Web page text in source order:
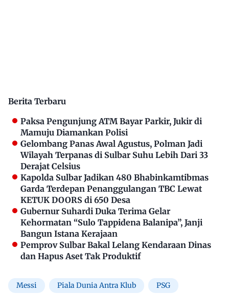
Berita Terbaru
Paksa Pengunjung ATM Bayar Parkir, Jukir di
Mamuju Diamankan Polisi
Gelombang Panas Awal Agustus, Polman Jadi
Wilayah Terpanas di Sulbar Suhu Lebih Dari 33
Derajat Celsius
Kapolda Sulbar Jadikan 480 Bhabinkamtibmas
Garda Terdepan Penanggulangan TBC Lewat
KETUK DOORS di 650 Desa
Gubernur Suhardi Duka Terima Gelar
Kehormatan “Sulo Tappidena Balanipa”, Janji
Bangun Istana Kerajaan
Pemprov Sulbar Bakal Lelang Kendaraan Dinas
dan Hapus Aset Tak Produktif
Messi Piala Dunia Antra Klub PSG